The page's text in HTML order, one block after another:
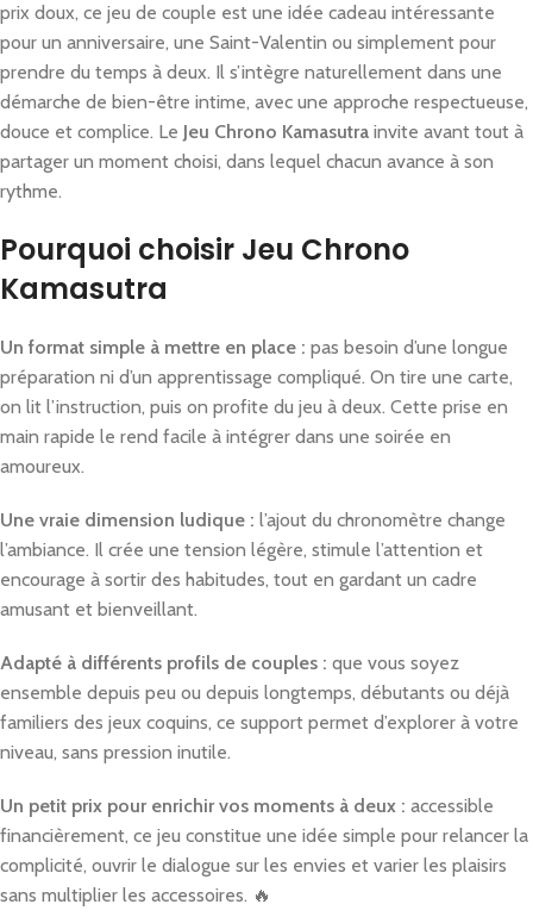
prix doux, ce jeu de couple est une idée cadeau intéressante
pour un anniversaire, une Saint-Valentin ou simplement pour
prendre du temps à deux. Il s’intègre naturellement dans une
démarche de bien-être intime, avec une approche respectueuse,
douce et complice. Le Jeu Chrono Kamasutra invite avant tout à
partager un moment choisi, dans lequel chacun avance à son
rythme.
Pourquoi choisir Jeu Chrono
Kamasutra
Un format simple à mettre en place : pas besoin d’une longue
préparation ni d’un apprentissage compliqué. On tire une carte,
on lit l’instruction, puis on profite du jeu à deux. Cette prise en
main rapide le rend facile à intégrer dans une soirée en
amoureux.
Une vraie dimension ludique : l’ajout du chronomètre change
l’ambiance. Il crée une tension légère, stimule l’attention et
encourage à sortir des habitudes, tout en gardant un cadre
amusant et bienveillant.
Adapté à différents profils de couples : que vous soyez
ensemble depuis peu ou depuis longtemps, débutants ou déjà
familiers des jeux coquins, ce support permet d’explorer à votre
niveau, sans pression inutile.
Un petit prix pour enrichir vos moments à deux : accessible
financièrement, ce jeu constitue une idée simple pour relancer la
complicité, ouvrir le dialogue sur les envies et varier les plaisirs
sans multiplier les accessoires. 🔥